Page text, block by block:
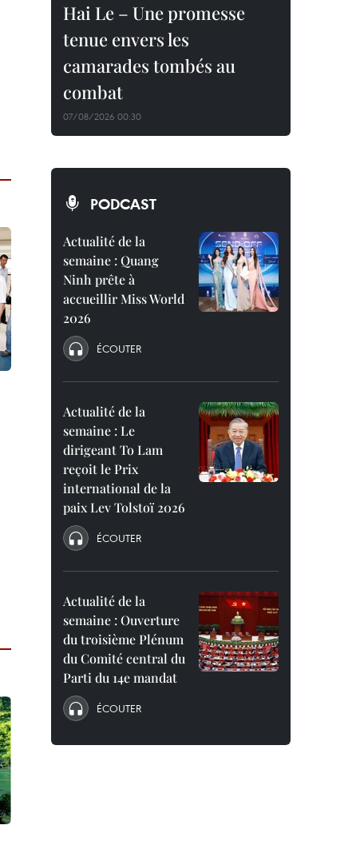
Hai Le – Une promesse
tenue envers les
camarades tombés au
combat
07/08/2026 00:30
PODCAST
Actualité de la
semaine : Quang
Ninh prête à
accueillir Miss World
2026
ÉCOUTER
Actualité de la
semaine : Le
dirigeant To Lam
reçoit le Prix
international de la
paix Lev Tolstoï 2026
ÉCOUTER
Actualité de la
semaine : Ouverture
du troisième Plénum
du Comité central du
Parti du 14e mandat
ÉCOUTER